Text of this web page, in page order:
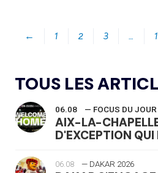
← 1 2 3 …
TOUS LES
06.08 — FOCUS DU JOUR
AIX-LA-
D'EXCEPTION QUI
06.08 — DAKAR 2026